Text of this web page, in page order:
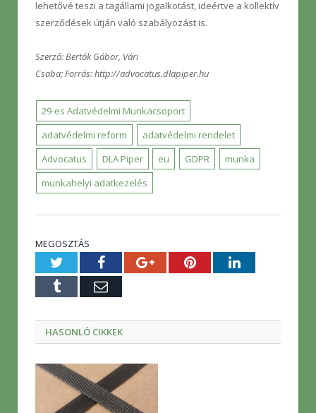
lehetővé teszi a tagállami jogalkotást, ideértve a kollektív
szerződések útján való szabályozást is.
Szerző:Bertók Gábor, Vári
Csaba;Forrás: http://advocatus.dlapiper.hu
29-es Adatvédelmi Munkacsoport
adatvédelmi reform
adatvédelmi rendelet
Advocatus
DLA Piper eu GDPR
munka
munkahelyi adatkezelés
MEGOSZTÁS
TwitterFacebookGoogle+PinterestLinkedIn
Tumblr E-
HASONLÓ CIKKEK